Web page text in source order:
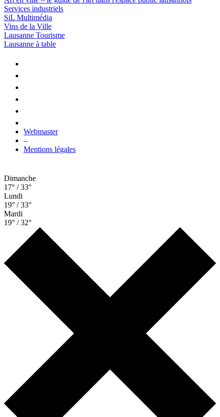
Services industriels
SiL Multimédia
Vins de la Ville
Lausanne Tourisme
Lausanne à table
Webmaster
–
Mentions légales
Dimanche
17° / 33°
Lundi
19° / 33°
Mardi
19° / 32°